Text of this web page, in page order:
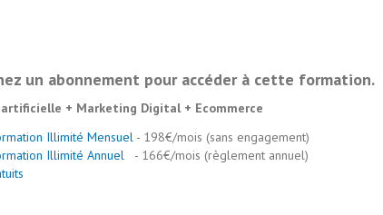
un abonnement pour accéder à cette formation.
+ Marketing Digital + Ecommerce
Illimité Mensuel - 198€/mois (sans engagement)
Illimité Annuel
- 166€/mois (règlement annuel)